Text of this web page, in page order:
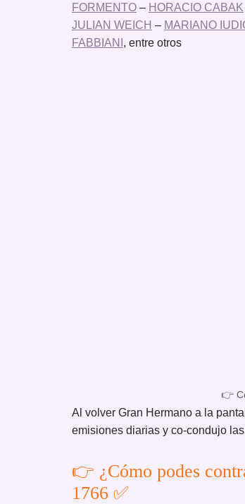
FORMENTO – HORACIO CABAK
JULIAN WEICH – MARIANO
FABBIANI , entre otros
👉
Al volver Gran Hermano a la
emisiones diarias y co-condujo
👉 ¿Cómo podes
1766 ✅